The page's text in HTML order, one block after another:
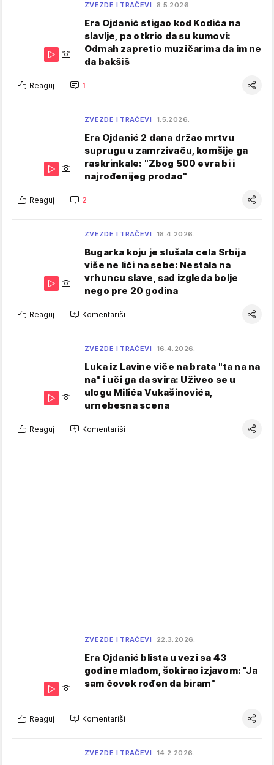
ZVEZDE I TRAČEVI 8.5.2026.
Era Ojdanić stigao kod Kodića na
slavlje, pa otkrio da su kumovi:
Odmah zapretio muzičarima da im ne
da bakšiš
Reaguj 1
ZVEZDE I TRAČEVI 1.5.2026.
Era Ojdanić 2 dana držao mrtvu
suprugu u zamrzivaču, komšije ga
raskrinkale: "Zbog 500 evra bi i
najrođenijeg prodao"
Reaguj 2
ZVEZDE I TRAČEVI 18.4.2026.
Bugarka koju je slušala cela Srbija
više ne liči na sebe: Nestala na
vrhuncu slave, sad izgleda bolje
nego pre 20 godina
Reaguj Komentariši
ZVEZDE I TRAČEVI 16.4.2026.
Luka iz Lavine viče na brata "ta na na
na" i uči ga da svira: Uživeo se u
ulogu Milića Vukašinovića,
urnebesna scena
Reaguj Komentariši
ZVEZDE I TRAČEVI 22.3.2026.
Era Ojdanić blista u vezi sa 43
godine mlađom, šokirao izjavom: "Ja
sam čovek rođen da biram"
Reaguj Komentariši
ZVEZDE I TRAČEVI 14.2.2026.